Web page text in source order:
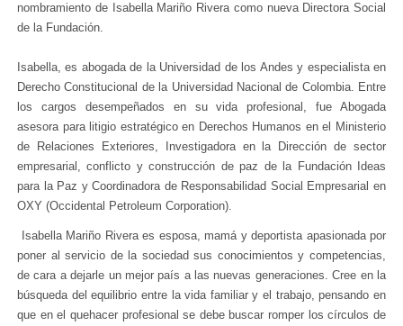
nombramiento de Isabella Mariño Rivera como nueva Directora Social
de la Fundación.
Isabella, es abogada de la Universidad de los Andes y especialista en
Derecho Constitucional de la Universidad Nacional de Colombia. Entre
los cargos desempeñados en su vida profesional, fue Abogada
asesora para litigio estratégico en Derechos Humanos en el Ministerio
de Relaciones Exteriores, Investigadora en la Dirección de sector
empresarial, conflicto y construcción de paz de la Fundación Ideas
para la Paz y Coordinadora de Responsabilidad Social Empresarial en
OXY (Occidental Petroleum Corporation).
Isabella Mariño Rivera es esposa, mamá y deportista apasionada por
poner al servicio de la sociedad sus conocimientos y competencias,
de cara a dejarle un mejor país a las nuevas generaciones. Cree en la
búsqueda del equilibrio entre la vida familiar y el trabajo, pensando en
que en el quehacer profesional se debe buscar romper los círculos de